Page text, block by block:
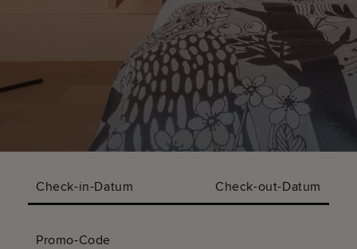
Check-in-Datum Check-out-Datum
Promo-Code